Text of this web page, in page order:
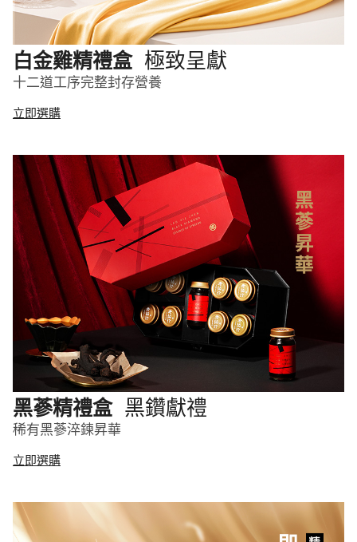
白金雞精禮盒 極致呈獻
十二道工序完整封存營養
立即選購
黑蔘精禮盒 黑鑽獻禮
稀有黑蔘淬鍊昇華
立即選購